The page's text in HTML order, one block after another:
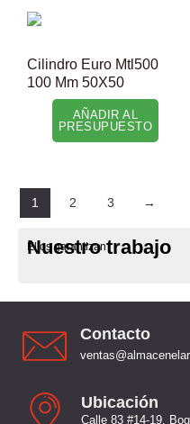
Cilindro Euro Mtl500
100 Mm 50X50
AÑADIR AL
PRESUPUESTO
1 2 3 →
Ellos garantizan
Nuestro trabajo
Contacto
Ubicación
Calle 83 #14-19,